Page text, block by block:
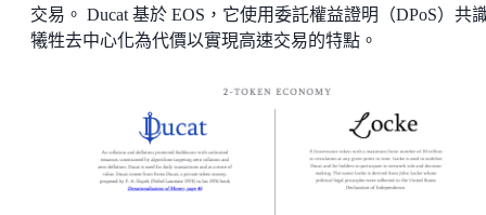
交易。 Ducat 基於 EOS，它使用委託權益證明（DPoS）共
犧牲去中心化為代價以實現高速交易的特點。